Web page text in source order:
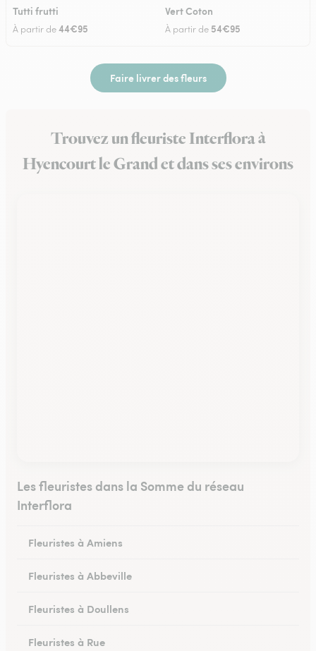
Tutti frutti
À partir de44€95
Vert Coton
À partir de 54€95
Faire livrer des fleurs
Trouvez un fleuriste Interflora à
Hyencourt le Grand et dans ses environs
Les fleuristes dans la Somme du réseau
Interflora
Fleuristes à Amiens
Fleuristes à Abbeville
Fleuristes à Doullens
Fleuristes à Rue